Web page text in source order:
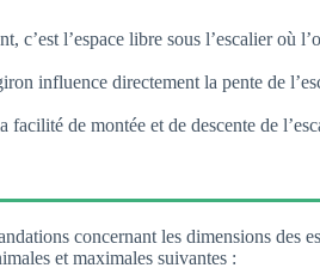
c’est l’espace libre sous l’escalier où
influence directement la pente de
de montée et de descente de
concernant les dimensions des
et maximales suivantes :